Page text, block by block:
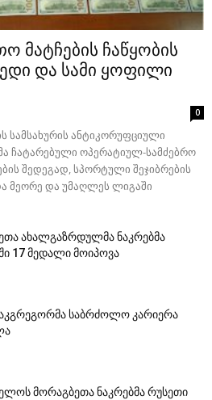
მატჩების ჩაწყობის
და სამი ყოფილი
0
სამსახურის ანტიკორუფციული
ჩატარებული ოპერატიულ-სამძებრო
შედეგად, სპორტული შეჯიბრების
მეორე და უმაღლეს ლიგაში
ახალგაზრდულმა ნაკრებმა
17 მედალი მოიპოვა
საბრძოლო კარიერა
მორაგბეთა ნაკრებმა რუსეთი